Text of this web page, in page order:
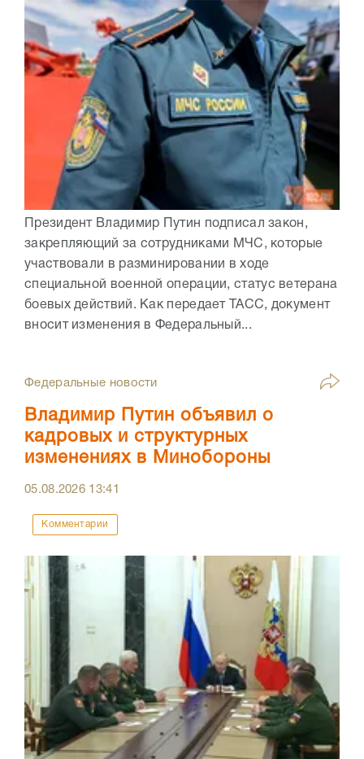
Президент Владимир Путин подписал закон,
закрепляющий за сотрудниками МЧС, которые
участвовали в разминировании в ходе
специальной военной операции, статус ветерана
боевых действий. Как передает ТАСС, документ
вносит изменения в Федеральный...
Федеральные новости
Владимир Путин объявил о
кадровых и структурных
изменениях в Минобороны
05.08.2026 13:41
Комментарии